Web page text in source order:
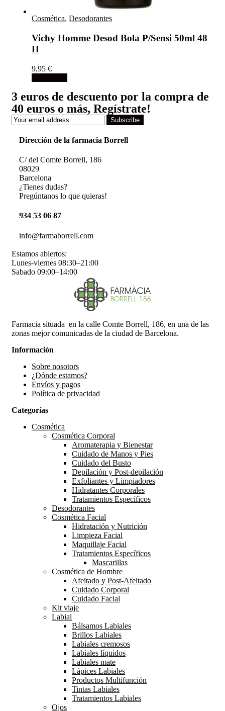
Cosmética, Desodorantes
Vichy Homme Desod Bola P/Sensi 50ml 48
H
9,95 €
3 euros de descuento por la compra de
40 euros o más, Regístrate!
Subscribe
Dirección de la farmacia Borrell
C/ del Comte Borrell, 186
08029
Barcelona
¿Tienes dudas?
Pregúntanos lo que quieras!
934 53 06 87
info@farmaborrell.com
Estamos abiertos:
Lunes-viernes 08:30–21:00
Sabado 09:00–14:00
Farmacia situada en la calle Comte Borrell, 186, en una de las
zonas mejor comunicadas de la ciudad de Barcelona.
Información
Sobre nosotors
¿Dónde estamos?
Envíos y pagos
Política de privacidad
Categorías
Cosmética
Cosmética Corporal
Aromaterapia y Bienestar
Cuidado de Manos y Pies
Cuidado del Busto
Depilación y Post-depilación
Exfoliantes y Limpiadores
Hidratantes Corporales
Tratamientos Específicos
Desodorantes
Cosmética Facial
Hidratación y Nutrición
Limpieza Facial
Maquillaje Facial
Tratamientos Específicos
Mascarillas
Cosmética de Hombre
Afeitado y Post-Afeitado
Cuidado Corporal
Cuidado Facial
Kit viaje
Labial
Bálsamos Labiales
Brillos Labiales
Labiales cremosos
Labiales líquidos
Labiales mate
Lápices Labiales
Productos Multifunción
Tintas Labiales
Tratamientos Labiales
Ojos